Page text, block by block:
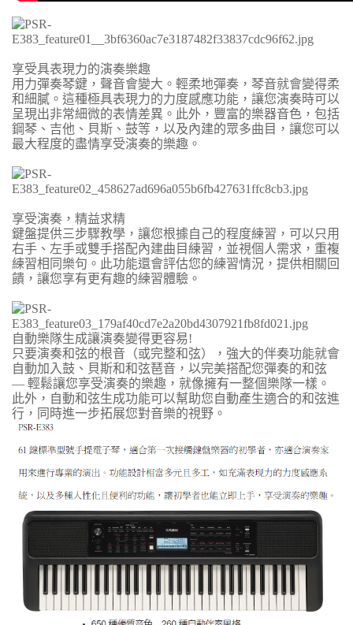
享受具表現力的演奏樂趣
用力彈奏琴鍵，聲音會變大。輕柔地彈奏，琴音就會變得柔
和細膩。這種極具表現力的力度感應功能，讓您演奏時可以
呈現出非常細微的表情差異。此外，豐富的樂器音色，包括
鋼琴、吉他、貝斯、鼓等，以及內建的眾多曲目，讓您可以
最大程度的盡情享受演奏的樂趣。
享受演奏，精益求精
鍵盤提供三步驟教學，讓您根據自己的程度練習，可以只用
右手、左手或雙手搭配內建曲目練習，並視個人需求，重複
練習相同樂句。此功能還會評估您的練習情況，提供相關回
饋，讓您享有更有趣的練習體驗。
自動樂隊生成讓演奏變得更容易!
只要演奏和弦的根音（或完整和弦），強大的伴奏功能就會
自動加入鼓、貝斯和和弦琶音，以完美搭配您彈奏的和弦
— 輕鬆讓您享受演奏的樂趣，就像擁有一整個樂隊一樣。
此外，自動和弦生成功能可以幫助您自動產生適合的和弦進
行，同時進一步拓展您對音樂的視野。